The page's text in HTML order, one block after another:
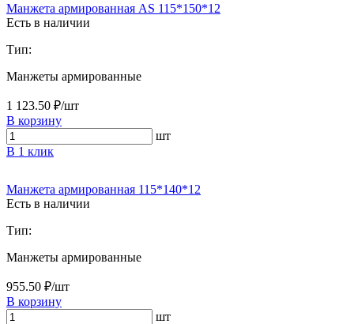
Манжета армированная AS 115*150*12
Есть в наличии
Тип:
Манжеты армированные
1 123.50 ₽/шт
В корзину
шт
В 1 клик
Манжета армированная 115*140*12
Есть в наличии
Тип:
Манжеты армированные
955.50 ₽/шт
В корзину
шт